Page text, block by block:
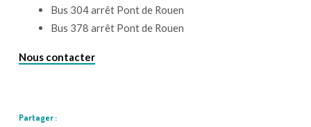
Bus 304 arrêt Pont de Rouen
Bus 378 arrêt Pont de Rouen
Nous contacter
Partager :